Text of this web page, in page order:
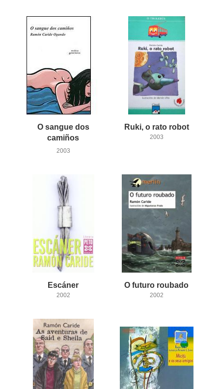
O sangue dos
camiños
2003
Ruki, o rato robot
2003
Escáner
2002
O futuro roubado
2002